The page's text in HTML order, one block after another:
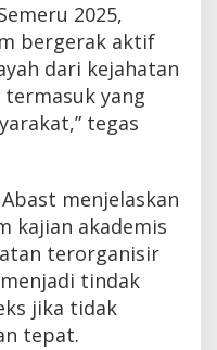
2025,
bergerak aktif
dari kejahatan
yang
tegas
menjelaskan
kajian akademis
terorganisir
tindak
jika tidak
tepat.